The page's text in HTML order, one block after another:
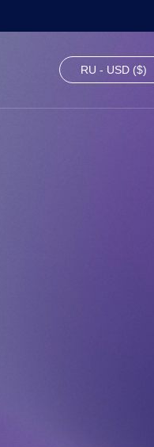
RU - USD ($)